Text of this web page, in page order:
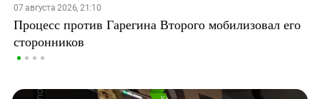
07 августа 2026, 21:10
Процесс против Гарегина Второго мобилизовал его
сторонников